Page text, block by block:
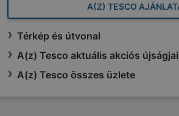
A(Z) TESCO
Térkép és útvonal
A(z) Tesco aktuális akciós újságjai
A(z) Tesco összes üzlete